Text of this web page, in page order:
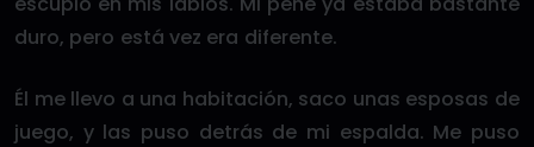
duro, pero está vez era diferente.
Él me llevo a una habitación, saco unas esposas de
juego, y las puso detrás de mi espalda. Me puso